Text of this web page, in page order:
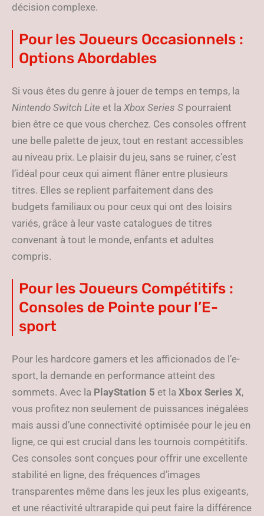
décision complexe.
Pour les Joueurs Occasionnels :
Options Abordables
Si vous êtes du genre à jouer de temps en temps, la
Nintendo Switch Lite et la Xbox Series S pourraient
bien être ce que vous cherchez. Ces consoles offrent
une belle palette de jeux, tout en restant accessibles
au niveau prix. Le plaisir du jeu, sans se ruiner, c’est
l’idéal pour ceux qui aiment flâner entre plusieurs
titres. Elles se replient parfaitement dans des
budgets familiaux ou pour ceux qui ont des loisirs
variés, grâce à leur vaste catalogues de titres
convenant à tout le monde, enfants et adultes
compris.
Pour les Joueurs Compétitifs :
Consoles de Pointe pour l’E-
sport
Pour les hardcore gamers et les afficionados de l’e-
sport, la demande en performance atteint des
sommets. Avec la PlayStation 5 et la Xbox Series X,
vous profitez non seulement de puissances inégalées
mais aussi d’une connectivité optimisée pour le jeu en
ligne, ce qui est crucial dans les tournois compétitifs.
Ces consoles sont conçues pour offrir une excellente
stabilité en ligne, des fréquences d’images
transparentes même dans les jeux les plus exigeants,
et une réactivité ultrarapide qui peut faire la différence